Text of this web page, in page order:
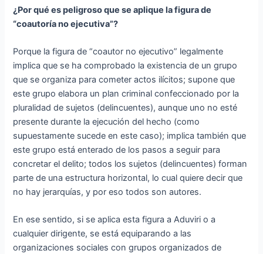
¿Por qué es peligroso que se aplique la figura de
“coautoría no ejecutiva”?
Porque la figura de “coautor no ejecutivo” legalmente
implica que se ha comprobado la existencia de un grupo
que se organiza para cometer actos ilícitos; supone que
este grupo elabora un plan criminal confeccionado por la
pluralidad de sujetos (delincuentes), aunque uno no esté
presente durante la ejecución del hecho (como
supuestamente sucede en este caso); implica también que
este grupo está enterado de los pasos a seguir para
concretar el delito; todos los sujetos (delincuentes) forman
parte de una estructura horizontal, lo cual quiere decir que
no hay jerarquías, y por eso todos son autores.
En ese sentido, si se aplica esta figura a Aduviri o a
cualquier dirigente, se está equiparando a las
organizaciones sociales con grupos organizados de